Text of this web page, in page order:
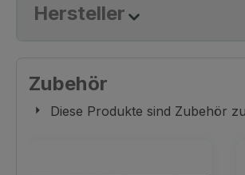
Hersteller
Zubehör
Diese Produkte sind Zubehör